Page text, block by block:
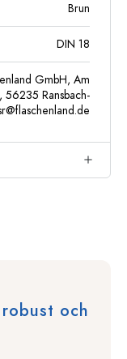
Brun
DIN 18
GmbH, Am
56235 Ransbach-
och